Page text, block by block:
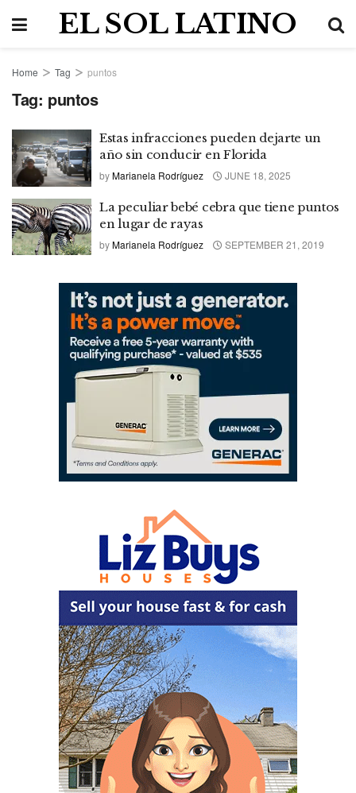
EL SOL LATINO
Home Tag puntos
Tag: puntos
Estas infracciones pueden dejarte un
año sin conducir en Florida
byMarianela Rodríguez JUNE 18, 2025
La peculiar bebé cebra que tiene puntos
en lugar de rayas
byMarianela Rodríguez SEPTEMBER 21, 2019